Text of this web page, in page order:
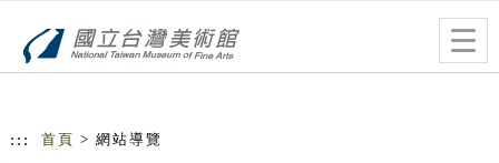
::: 首頁 > 網站導覽